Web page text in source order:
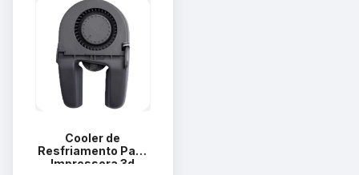
Cooler de
Resfriamento Para
Impressora 3d